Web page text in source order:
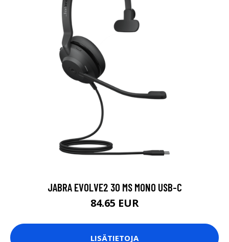
JABRA EVOLVE2 30 MS MONO USB-C
84.65 EUR
LISÄTIETOJA